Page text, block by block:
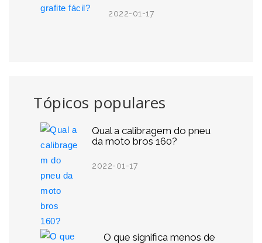
2022-01-17
Tópicos populares
Qual a calibragem do pneu
da moto bros 160?
2022-01-17
O que significa menos de